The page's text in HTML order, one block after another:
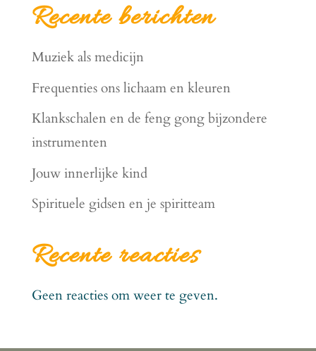
Recente berichten
Muziek als medicijn
Frequenties ons lichaam en kleuren
Klankschalen en de feng gong bijzondere
instrumenten
Jouw innerlijke kind
Spirituele gidsen en je spiritteam
Recente reacties
Geen reacties om weer te geven.